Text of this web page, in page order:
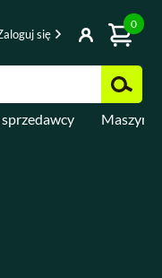
się
0
Maszyny